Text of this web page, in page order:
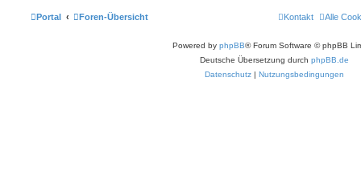
Portal Foren-Übersicht Alle
Kontakt
Powered by phpBB® Forum Software © phpBB
Deutsche Übersetzung durch phpBB.de
Datenschutz | Nutzungsbedingungen